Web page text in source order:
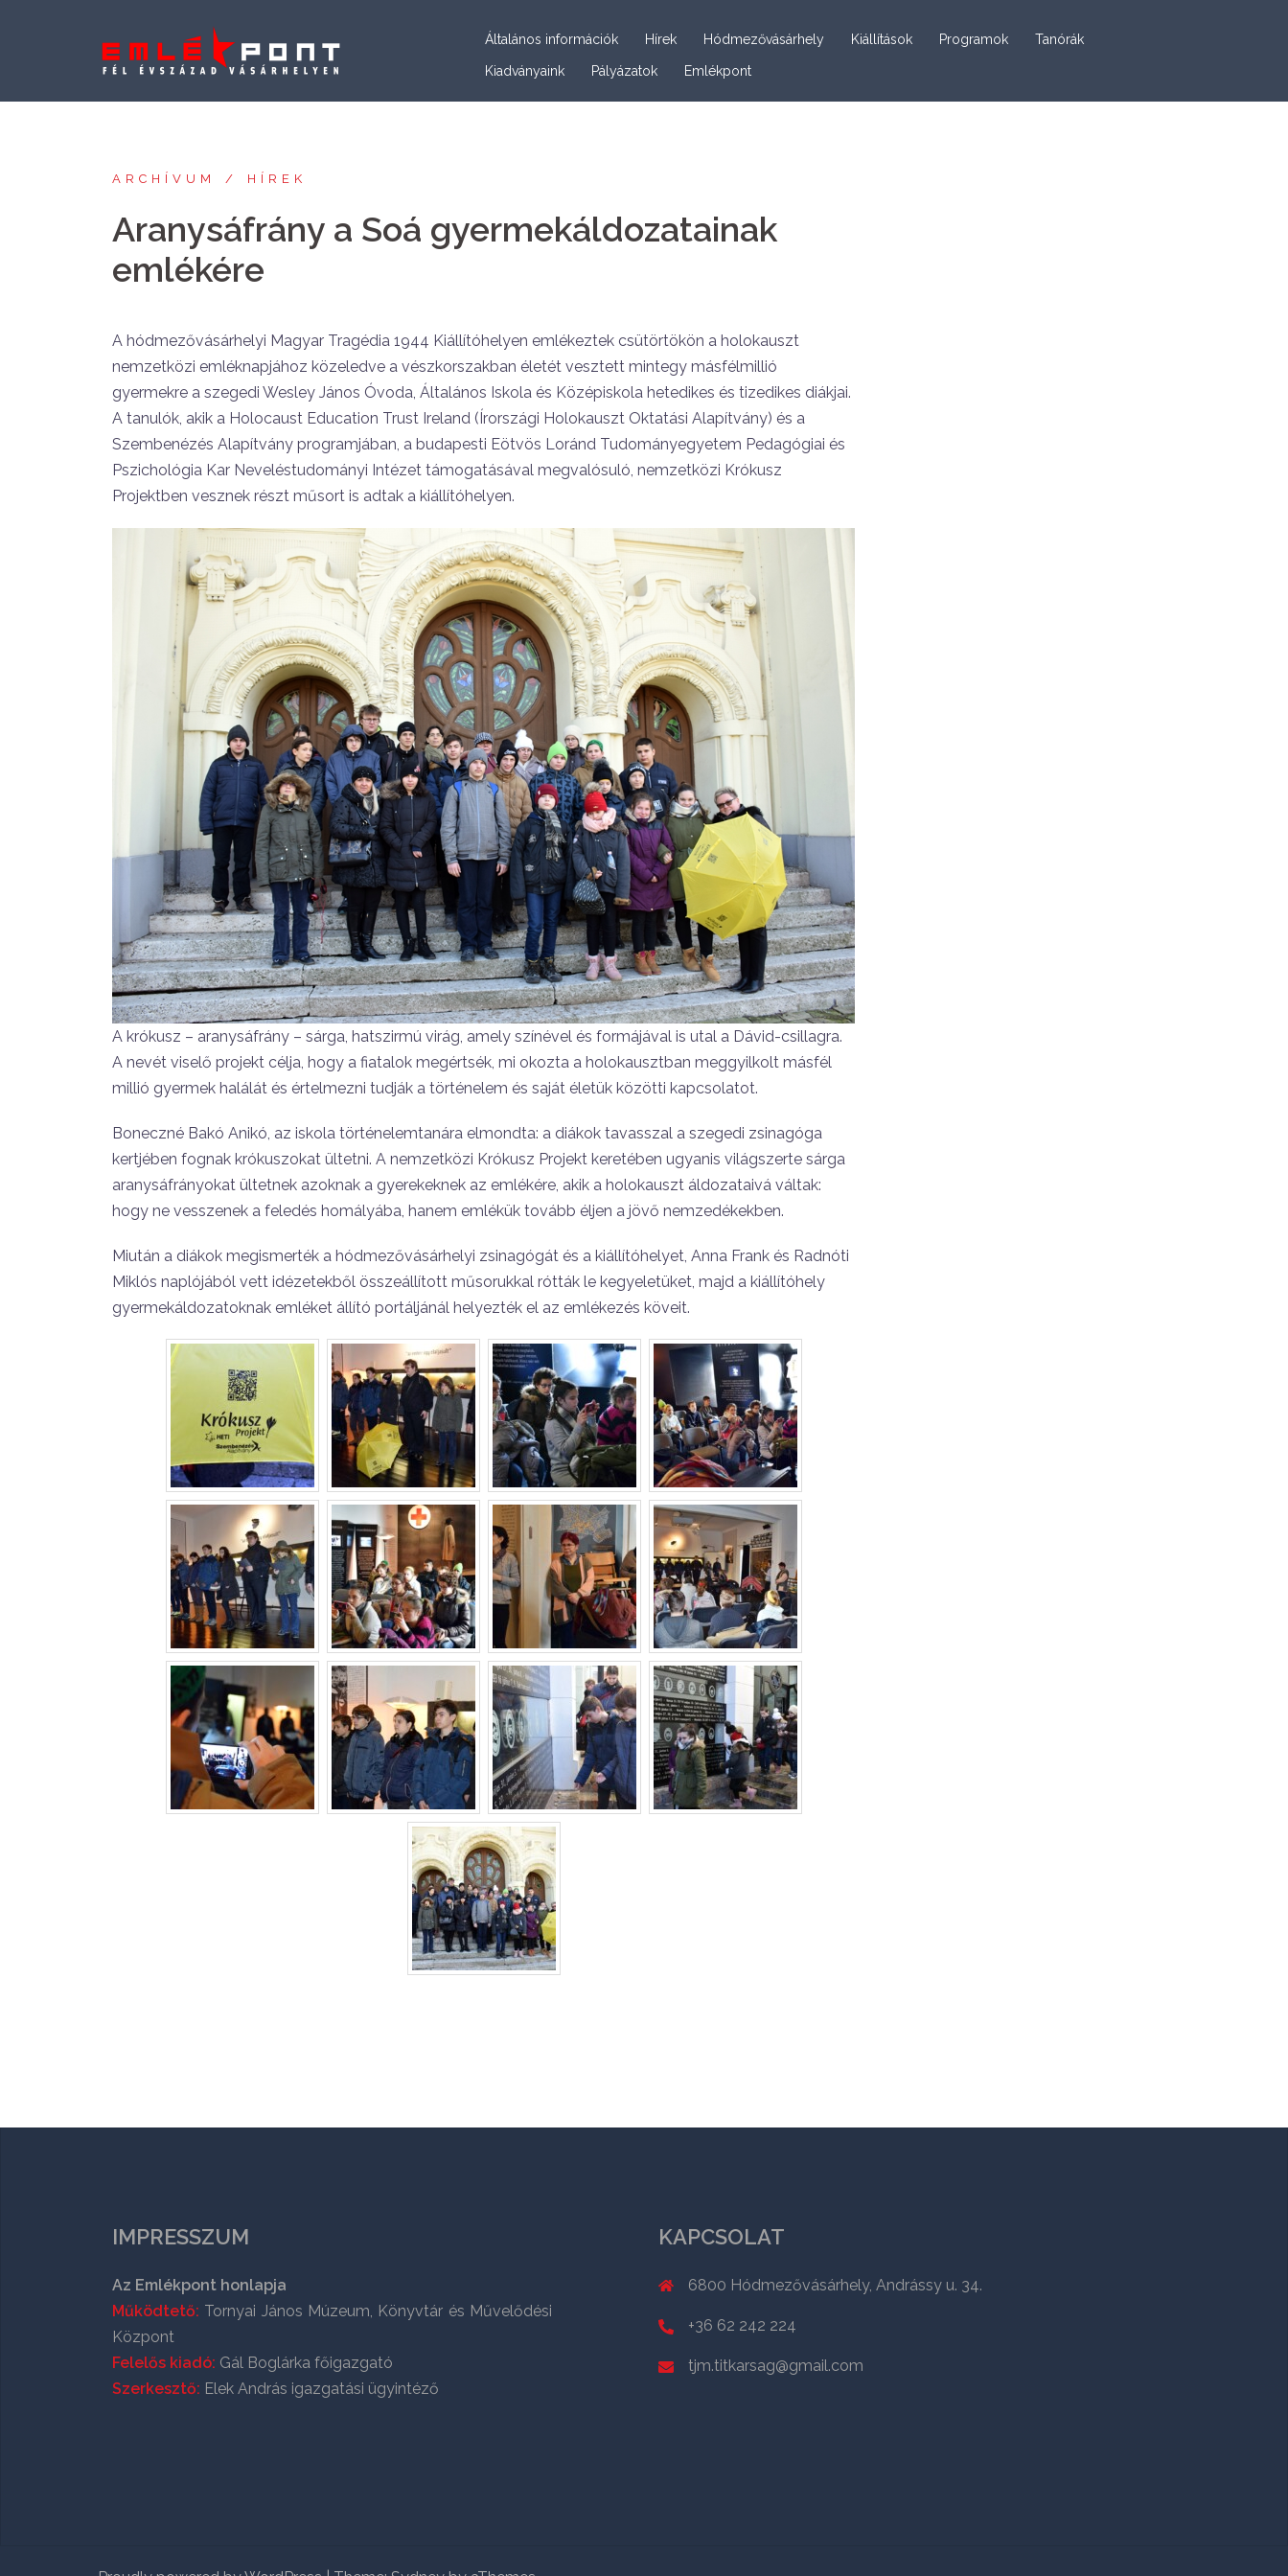
Általános információk Hírek Hódmezővásárhely Kiállítások Programok Tanórák
Kiadványaink Pályázatok Emlékpont
ARCHÍVUM HÍREK
Aranysáfrány a Soá gyermekáldozatainak
emlékére
A hódmezővásárhelyi Magyar Tragédia 1944 Kiállítóhelyen emlékeztek csütörtökön a holokauszt
nemzetközi emléknapjához közeledve a vészkorszakban életét vesztett mintegy másfélmillió
gyermekre a szegedi Wesley János Óvoda, Általános Iskola és Középiskola hetedikes és tizedikes diákjai.
A tanulók, akik a Holocaust Education Trust Ireland (Írországi Holokauszt Oktatási Alapítvány) és a
Szembenézés Alapítvány programjában, a budapesti Eötvös Loránd Tudományegyetem Pedagógiai és
Pszichológia Kar Neveléstudományi Intézet támogatásával megvalósuló, nemzetközi Krókusz
Projektben vesznek részt műsort is adtak a kiállítóhelyen.
A krókusz – aranysáfrány – sárga, hatszirmú virág, amely színével és formájával is utal a Dávid-csillagra.
A nevét viselő projekt célja, hogy a fiatalok megértsék, mi okozta a holokausztban meggyilkolt másfél
millió gyermek halálát és értelmezni tudják a történelem és saját életük közötti kapcsolatot.
Boneczné Bakó Anikó, az iskola történelemtanára elmondta: a diákok tavasszal a szegedi zsinagóga
kertjében fognak krókuszokat ültetni. A nemzetközi Krókusz Projekt keretében ugyanis világszerte sárga
aranysáfrányokat ültetnek azoknak a gyerekeknek az emlékére, akik a holokauszt áldozataivá váltak:
hogy ne vesszenek a feledés homályába, hanem emlékük tovább éljen a jövő nemzedékekben.
Miután a diákok megismerték a hódmezővásárhelyi zsinagógát és a kiállítóhelyet, Anna Frank és Radnóti
Miklós naplójából vett idézetekből összeállított műsorukkal rótták le kegyeletüket, majd a kiállítóhely
gyermekáldozatoknak emléket állító portáljánál helyezték el az emlékezés köveit.
IMPRESSZUM
Az Emlékpont honlapja
Működtető: Tornyai János Múzeum, Könyvtár és Művelődési
Központ
Felelős kiadó: Gál Boglárka főigazgató
Szerkesztő: Elek András igazgatási ügyintéző
KAPCSOLAT
6800 Hódmezővásárhely, Andrássy u. 34.
+36 62 242 224
tjm.titkarsag@gmail.com